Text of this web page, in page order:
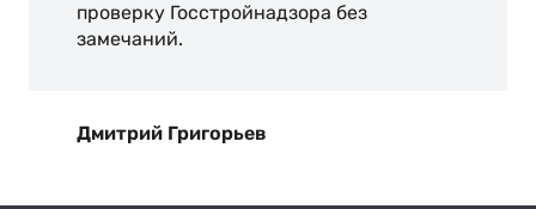
проверку Госстройнадзора без
замечаний.
Дмитрий Григорьев